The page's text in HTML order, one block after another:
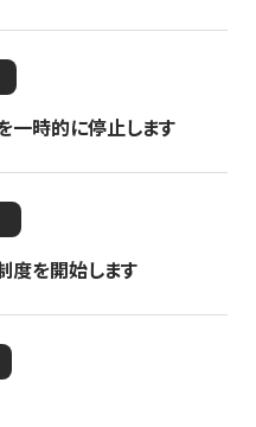
一時的に停止します
度を開始します